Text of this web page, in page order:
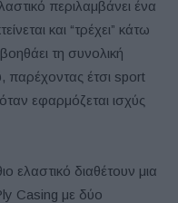
περιλαμβάνει ένα
και “τρέχει” κάτω
τη συνολική
παρέχοντας έτσι sport
εφαρμόζεται ισχύς
ελαστικό διαθέτουν μια
Casing με δύο